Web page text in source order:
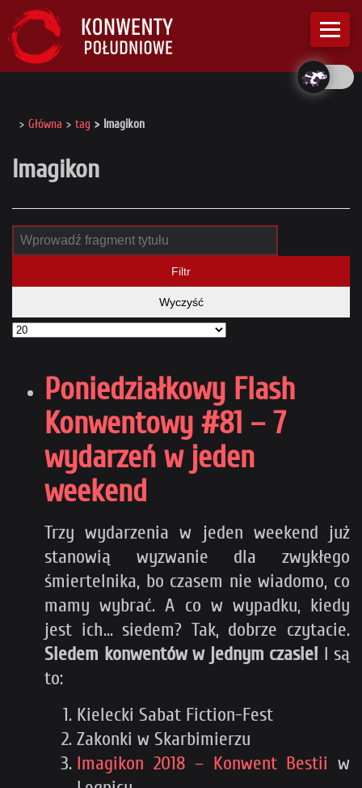
Główna tag Imagikon
Imagikon
Filtr
Wyczyść
Poniedziałkowy Flash
Konwentowy #81 – 7
wydarzeń w jeden
weekend
Trzy wydarzenia w jeden weekend już
stanowią wyzwanie dla zwykłego
śmiertelnika, bo czasem nie wiadomo, co
mamy wybrać. A co w wypadku, kiedy
jest ich... siedem? Tak, dobrze czytacie.
Siedem konwentów w jednym czasie! I są
to:
Kielecki Sabat Fiction-Fest
Zakonki w Skarbimierzu
Imagikon 2018 – Konwent Bestii w